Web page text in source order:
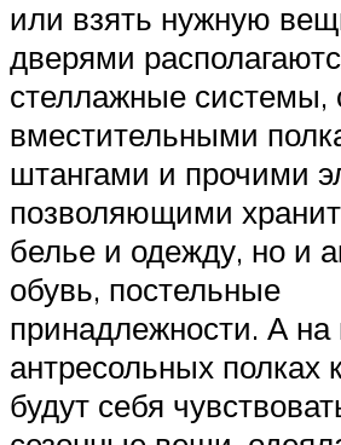
или взять нужную
дверями
стеллажные системы,
вместительными
штангами и прочими
позволяющими
белье и одежду, но и
обувь, постельные
принадлежности. А на
антресольных полках
будут себя